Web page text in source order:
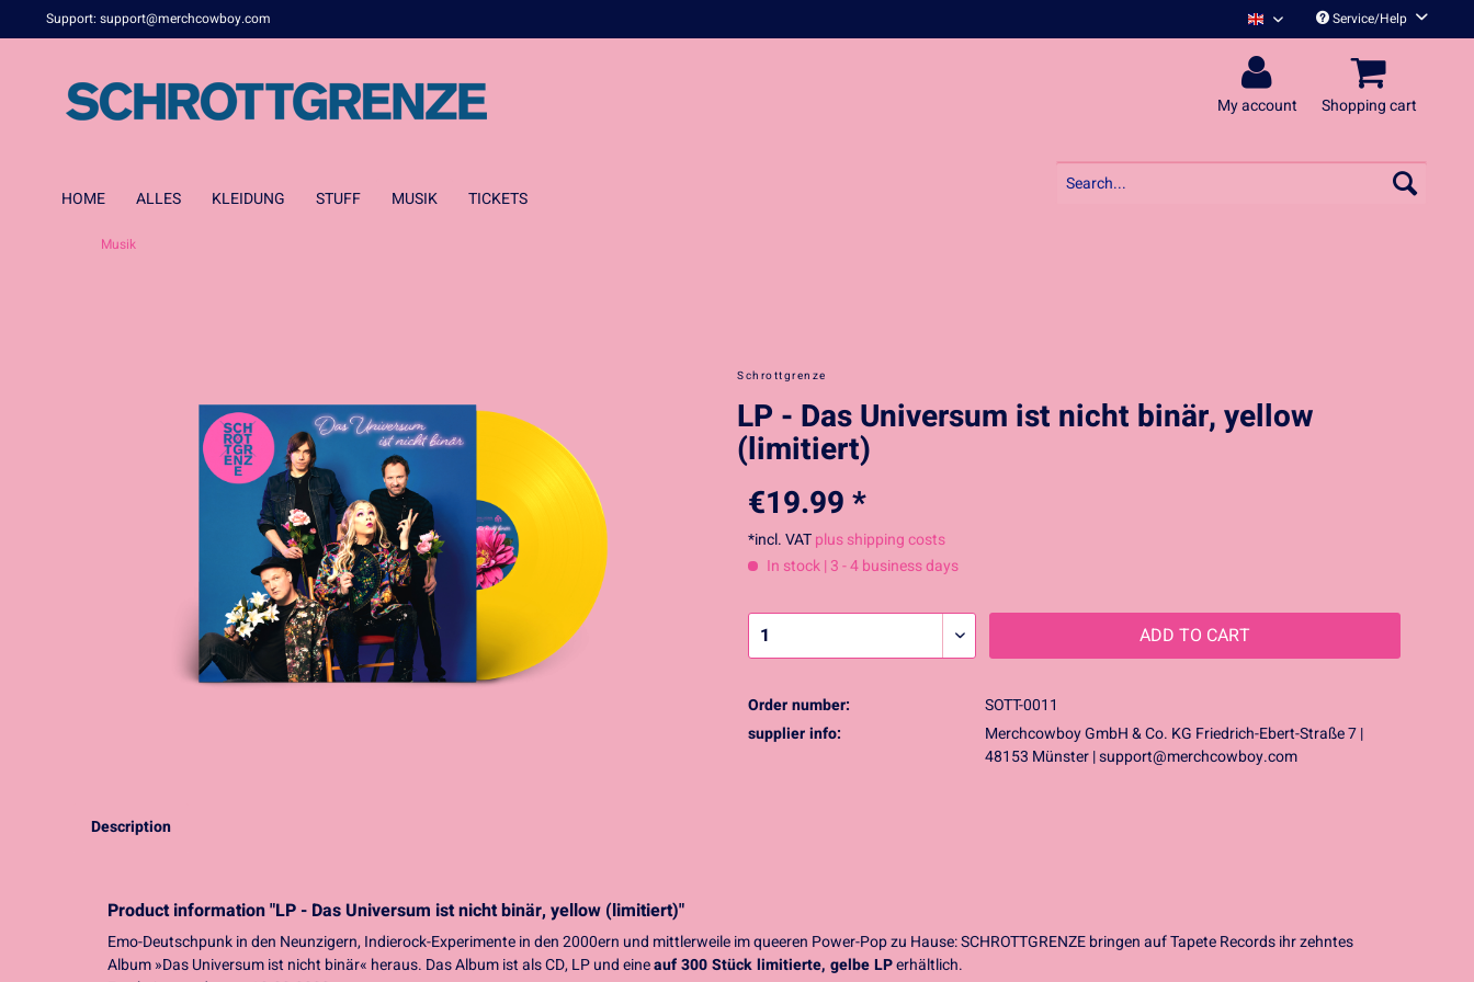
Support: support@merchcowboy.com Schrottgrenze English
Service/Help
My account Shopping cart
HOME ALLES KLEIDUNG STUFF MUSIK TICKETS
Musik
Schrottgrenze
LP - Das Universum ist nicht binär, yellow
(limitiert)
€19.99 *
*incl. VATplus shipping costs
In stock | 3 - 4 business days
ADD TO CART
Order number:
SOTT-0011
supplier info:
Merchcowboy GmbH & Co. KG Friedrich-Ebert-Straße 7 |
48153 Münster |support@merchcowboy.com
Description
Product information "LP - Das Universum ist nicht binär, yellow (limitiert)"
Emo-Deutschpunk in den Neunzigern, Indierock-Experimente in den 2000ern und mittlerweile im queeren Power-Pop zu Hause: SCHROTTGRENZE bringen auf Tapete Records ihr zehntes
Album »Das Universum ist nicht binär« heraus. Das Album ist als CD, LP und eineauf 300 Stück limitierte, gelbe LPerhältlich.